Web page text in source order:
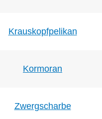
Krauskopfpelikan
Kormoran
Zwergscharbe